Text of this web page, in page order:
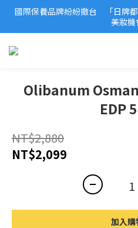
2026美妝小樣、試用品變少？
必懂5
國際保養品牌紛紛撤台　「日牌
美妝機
2026美妝小樣、試用品變少？
Olibanum
EDP
NT$2,880
NT$2,099
加入購